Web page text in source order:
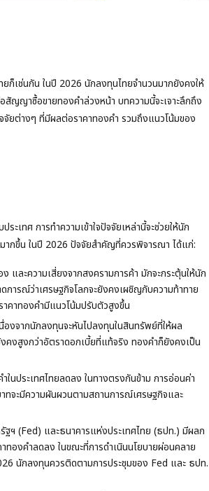
ก็เช่นกัน ในปี 2026 นักลงทุนไทยจำนวนมากยังคงให้
ญญาซื้อขายทองคำล่วงหน้า บทความนี้จะเจาะลึกถึง
จัยต่างๆ ที่มีผลต่อราคาทองคำ รวมถึงแนวโน้มของ
เทศ การทำความเข้าใจปัจจัยเหล่านี้จะช่วยให้นัก
ากขึ้น ในปี 2026 ปัจจัยสำคัญที่ควรพิจารณา ได้แก่:
และความเสี่ยงจากสงครามการค้า มักจะกระตุ้นให้นัก
ารณ์ว่าเศรษฐกิจโลกจะยังคงเผชิญกับความท้าทาย
คาทองคำมีแนวโน้มปรับตัวสูงขึ้น
งจากนักลงทุนจะหันไปลงทุนในสินทรัพย์ที่ให้ผล
งสูงกว่าอัตราดอกเบี้ยที่แท้จริง ทองคำก็ยังคงเป็น
ในประเทศไทยลดลง ในทางตรงกันข้าม การอ่อนค่า
ทจะมีความผันผวนตามสถานการณ์เศรษฐกิจและ
ฐฯ (Fed) และธนาคารแห่งประเทศไทย (ธปท.) มีผลก
องคำลดลง ในขณะที่การดำเนินนโยบายผ่อนคลาย
นักลงทุนควรติดตามการประชุมของ Fed และ ธปท.